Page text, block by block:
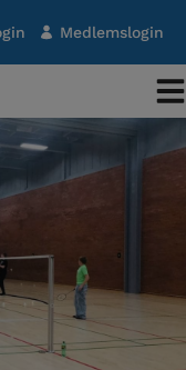
Medlemslogin